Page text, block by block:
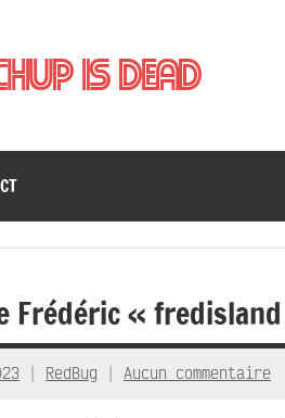
Is Dead
Frédéric «
RedBug Aucun commentaire